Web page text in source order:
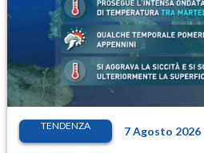
TENDENZA 7 Agosto 2026